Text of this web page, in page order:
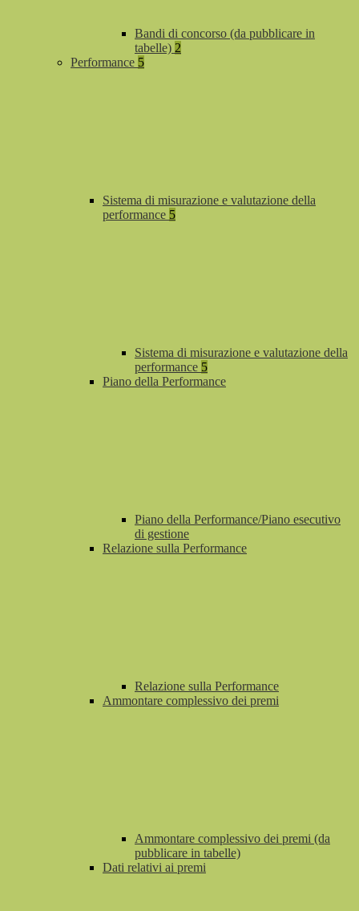
Bandi di concorso (da pubblicare in
tabelle) 2
Performance 5
Sistema di misurazione e valutazione della
performance 5
Sistema di misurazione e valutazione della
performance 5
Piano della Performance
Piano della Performance/Piano esecutivo
di gestione
Relazione sulla Performance
Relazione sulla Performance
Ammontare complessivo dei premi
Ammontare complessivo dei premi (da
pubblicare in tabelle)
Dati relativi ai premi